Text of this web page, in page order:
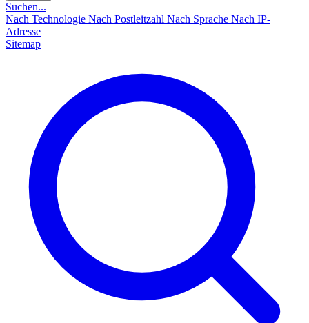
Suchen...
Nach Technologie Nach Postleitzahl Nach Sprache Nach IP-
Adresse
Sitemap